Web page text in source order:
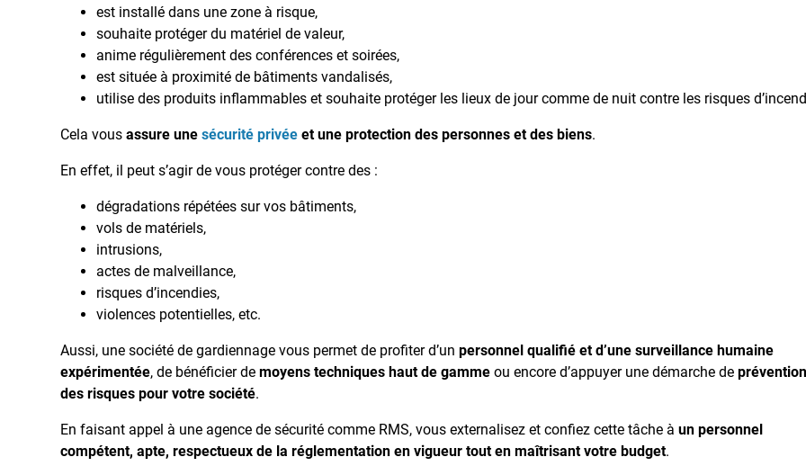
est installé dans une zone à risque,
souhaite protéger du matériel de valeur,
anime régulièrement des conférences et soirées,
est située à proximité de bâtiments vandalisés,
utilise des produits inflammables et souhaite protéger les lieux de jour comme de nuit contre les risques
Cela vous assure unesécurité privée et une protection des personnes et des biens.
En effet, il peut s’agir de vous protéger contre des :
dégradations répétées sur vos bâtiments,
vols de matériels,
intrusions,
actes de malveillance,
risques d’incendies,
violences potentielles, etc.
Aussi, une société de gardiennage vous permet de profiter d’un personnel qualifié et d’une surveillance humaine
expérimentée, de bénéficier demoyens techniques haut de gamme ou encore d’appuyer une démarche de
des risques pour votre société.
En faisant appel à une agence de sécurité comme RMS, vous externalisez et confiez cette tâche àun personnel
compétent, apte, respectueux de la réglementation en vigueur tout en maîtrisant votre budget.